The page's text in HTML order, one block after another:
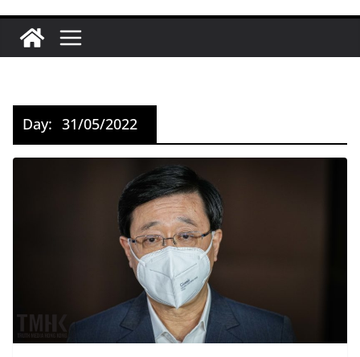
Day: 31/05/2022